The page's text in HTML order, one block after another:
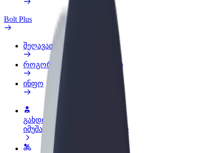
Bolt Plus
შეღავათები
როგორ გავხდე გამომწერი
ინფო
გახდი პარტნიორი მძღოლი
იმუშავე საკუთარი გრაფიკით